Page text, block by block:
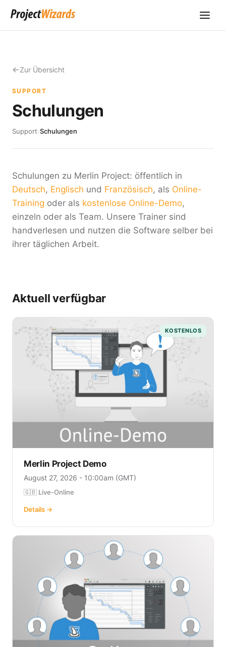
Zur Übersicht
SUPPORT
Schulungen
Support›Schulungen
Schulungen zu Merlin Project: öffentlich in
Deutsch, Englisch und Französisch, als Online-
Training oder als kostenlose Online-Demo,
einzeln oder als Team. Unsere Trainer sind
handverlesen und nutzen die Software selber bei
ihrer täglichen Arbeit.
Aktuell verfügbar
KOSTENLOS
Merlin Project Demo
August 27, 2026 - 10:00am (GMT)
🇬🇧 Live-Online
Details →